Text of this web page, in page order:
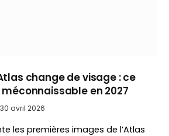
change de visage : ce
méconnaissable en 2027
30 avril 2026
les premières images de l’Atlas